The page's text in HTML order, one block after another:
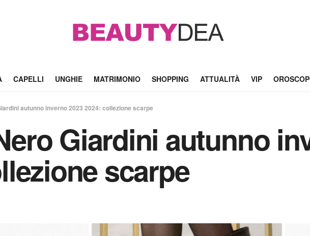
CAPELLI UNGHIE MATRIMONIO SHOPPING ATTUALITÀ VIP
autunno inverno 2023 2024: collezione scarpe
Giardini autunno
scarpe